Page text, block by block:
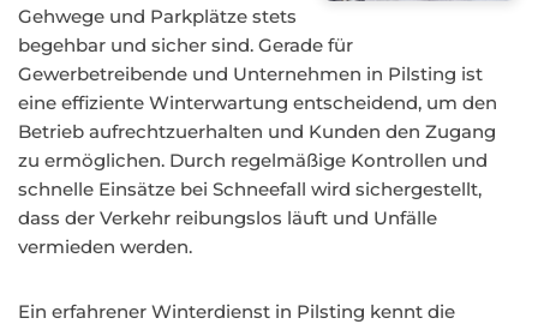
Gehwege und Parkplätze stets
begehbar und sicher sind. Gerade für
Gewerbetreibende und Unternehmen in Pilsting ist
eine effiziente Winterwartung entscheidend, um den
Betrieb aufrechtzuerhalten und Kunden den Zugang
zu ermöglichen. Durch regelmäßige Kontrollen und
schnelle Einsätze bei Schneefall wird sichergestellt,
dass der Verkehr reibungslos läuft und Unfälle
vermieden werden.
Ein erfahrener Winterdienst in Pilsting kennt die